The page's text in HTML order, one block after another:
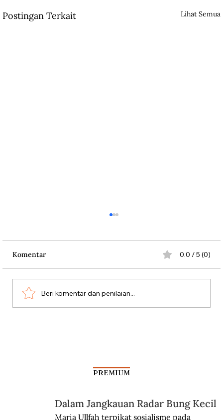
Postingan Terkait Lihat Semua
Kasus Penipuan Raja Komputer
Komentar 0.0 / 5 (0)
Beri komentar dan penilaian...
PREMIUM
Dalam Jangkauan Radar Bung Kecil
Maria Ullfah terpikat sosialisme pada